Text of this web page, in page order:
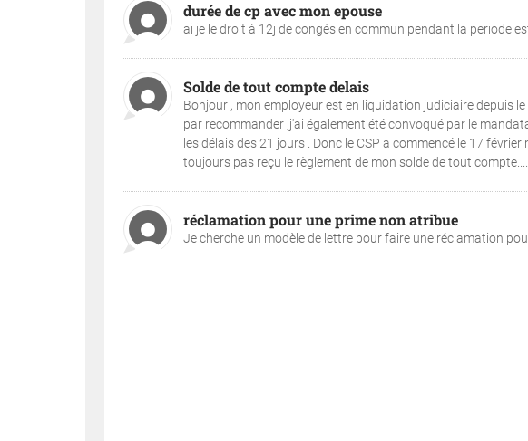
durée de cp avec mon epouse
ai je le droit à 12j de congés en commun pendant la periode
Solde de tout compte delais
Bonjour , mon employeur est en liquidation judiciaire depuis
par recommander ,j'ai également été convoqué par le
les délais des 21 jours . Donc le CSP a commencé le 17
toujours pas reçu le règlement de mon solde de tout compte....
réclamation pour une prime non atribue
Je cherche un modèle de lettre pour faire une réclamation